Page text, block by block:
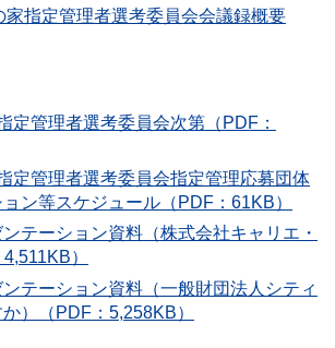
家指定管理者選考委員会会議録概要
定管理者選考委員会次第（PDF：
定管理者選考委員会指定管理応募団体
ン等スケジュール（PDF：61KB）
テーション資料（株式会社キャリエ・
）
テーション資料（一般財団法人シティ
）（PDF：5,258KB）